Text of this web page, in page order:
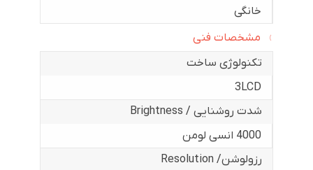
خانگی
مشخصات فنی
تکنولوژی ساخت
3LCD
شدت روشنایی / Brightness
4000 انسی لومن
رزولوشن/ Resolution